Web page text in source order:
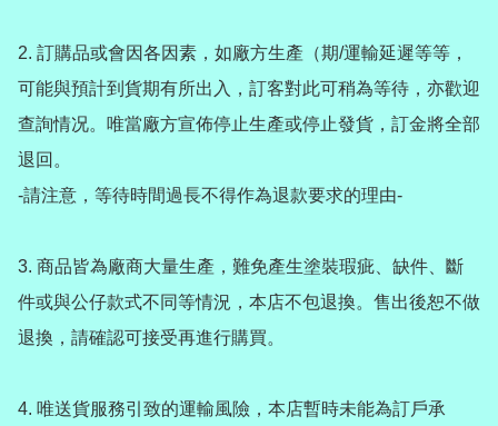
2️. 訂購品或會因各因素，如廠方生產（期/運輸延遲等等，
可能與預計到貨期有所出入，訂客對此可稍為等待，亦歡迎
查詢情况。唯當廠方宣佈停止生產或停止發貨，訂金將全部
退回。
-請注意，等待時間過長不得作為退款要求的理由-
3️. 商品皆為廠商大量生產，難免產生塗裝瑕疵、缺件、斷
件或與公仔款式不同等情況，本店不包退換。售出後恕不做
退換，請確認可接受再進行購買。
4️. 唯送貨服務引致的運輸風險，本店暫時未能為訂戶承